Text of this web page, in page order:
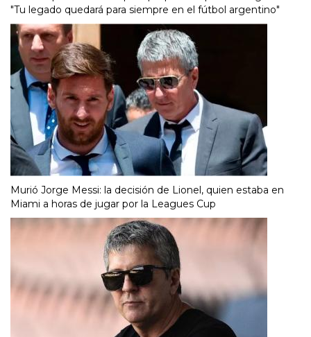
"Tu legado quedará para siempre en el fútbol argentino"
Murió Jorge Messi: la decisión de Lionel, quien estaba en
Miami a horas de jugar por la Leagues Cup